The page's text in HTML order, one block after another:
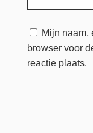
Mijn naam,
browser voor
reactie plaats.